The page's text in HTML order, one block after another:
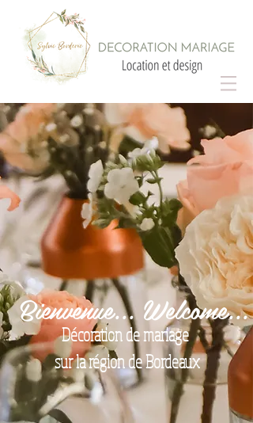
Bienvenue... Welcome...
Décoration de mariage
sur la région de Bordeaux